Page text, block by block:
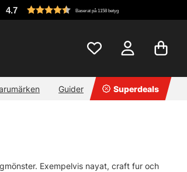
4.7 Baserat på 1158 betyg
Guider Superdeals
Exempelvis nayat, craft fur och